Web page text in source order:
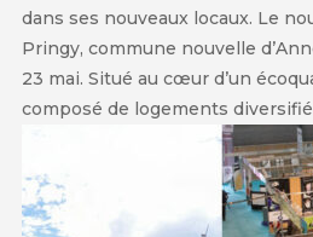
dans ses nouveaux locaux. Le
Pringy, commune nouvelle
23 mai. Situé au cœur d’un
composé de logements